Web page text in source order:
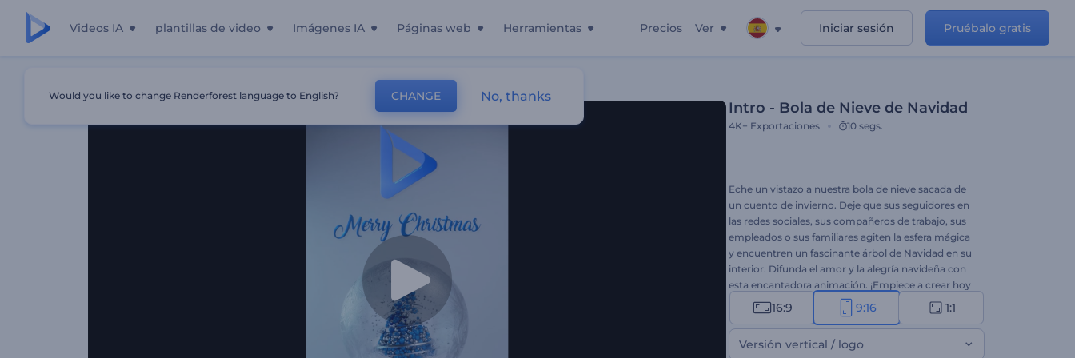
Videos IA plantillas de video Imágenes IA Páginas web Herramientas Precios Ver Iniciar sesión Pruébalo gratis
Intro - Bola de Nieve de Navidad
4K+ Exportaciones 10 segs.
Eche un vistazo a nuestra bola de nieve sacada de
un cuento de invierno. Deje que sus seguidores en
las redes sociales, sus compañeros de trabajo, sus
empleados o sus familiares agiten la esfera mágica
y encuentren un fascinante árbol de Navidad en su
interior. Difunda el amor y la alegría navideña con
esta encantadora animación. ¡Empiece a crear hoy
mismo! 16:9 9:16 1:1
Versión vertical / logo
Would you like to change Renderforest language to English? CHANGE No, thanks